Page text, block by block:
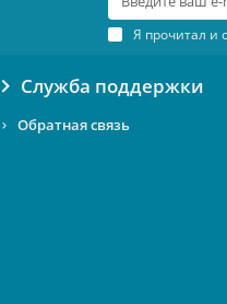
Я прочитал и
Служба поддержки
Обратная связь